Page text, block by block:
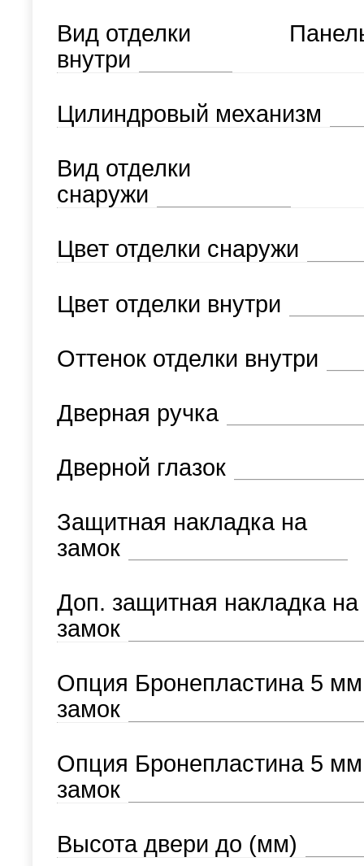
Вид отделки
внутри
Цилиндровый механизм
Вид отделки
снаружи
Цвет отделки снаружи
Цвет отделки внутри
Оттенок отделки внутри
Дверная ручка
Дверной глазок
Защитная накладка на
замок
Доп. защитная накладка на
замок
Опция Бронепластина 5
замок
Опция Бронепластина 5
замок
Высота двери до (мм)